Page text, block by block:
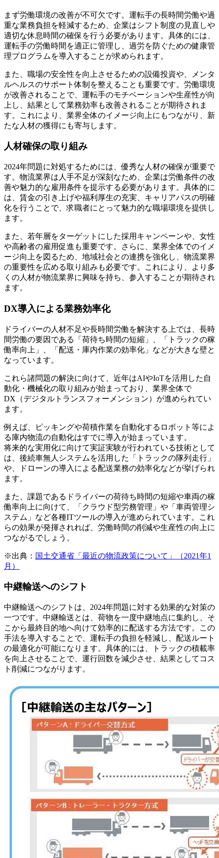
まず労働環境の改善が不可欠です。運転手の長時間労働や過
重な業務負担を軽減するため、企業はシフト制度の見直しや
適切な休息時間の確保を行う必要があります。具体的には、
運転手の労働時間を適正に管理し、過労を防ぐための健康管
理プログラムを導入することが求められます。
また、職場の安全性を向上させるための設備投資や、メンタ
ルヘルスのサポート体制を整えることも重要です。労働環境
が改善されることで、運転手のモチベーションや生産性が向
上し、結果として業務効率も改善されることが期待されま
す。これにより、業界全体のイメージ向上にもつながり、新
たな人材の獲得にも寄与します。
人材確保の取り組み
2024年問題に対処するためには、優秀な人材の確保が重要で
す。物流業界は人手不足が深刻なため、企業は労働条件の改
善や魅力的な雇用条件を提示する必要があります。具体的に
は、賃金の引き上げや福利厚生の充実、キャリアパスの明確
化を行うことで、求職者にとって魅力的な職場環境を提供し
ます。
また、若年層をターゲットにした採用キャンペーンや、女性
や高齢者の雇用促進も重要です。さらに、業界全体でのイメ
ージ向上を図るため、地域社会との連携を強化し、物流業界
の重要性を広める取り組みも必要です。これにより、より多
くの人材が物流業界に興味を持ち、参入することが期待され
ます。
DX導入による業務効率化
ドライバーの人材不足や長時間労働を解決する上では、長時
間労働の要因である「荷待ち時間の短縮」、「トラックの稼
働率向上」、「配送・庫内作業の効率化」などが大きな壁と
なっています。
これら諸問題の解決に向けて、近年はAIやIoTを活用した自
動化・機械化の取り組みが始まっており、業界全体で
DX（デジタルトランスフォーメンション）が進められてい
ます。
例えば、ピッキングや荷積作業を自動化するロボット等によ
る庫内物流の自動化はすでに導入が始まっています。
将来的な実用化に向けて実証実験が行われている技術として
は、後続車無人システムを活用した「トラックの隊列走行」
や、ドローンの導入による配送業務の効率化などが挙げられ
ます。
また、課題であるドライバーの荷待ち時間の短縮や車両の稼
働率向上に向けて、「クラウド型労務管理」や「車両管理シ
ステム」など各種ITツールの導入が進められています。これ
らの効果が発揮されれば、労働時間の削減や生産性の向上に
つながるでしょう。
※出典： 国土交通省「最近の物流政策について」（2021年1
月）
中継輸送へのシフト
中継輸送へのシフトは、2024年問題に対する効果的な対策の
一つです。中継輸送とは、荷物を一度中継地点に集約し、そ
こから最終目的地へ向けて効率的に配送する方法です。この
手法を導入することで、運転手の負担を軽減し、配送ルート
の最適化が可能になります。具体的には、トラックの積載率
を向上させることで、運行回数を減少させ、結果としてコス
ト削減につながります。